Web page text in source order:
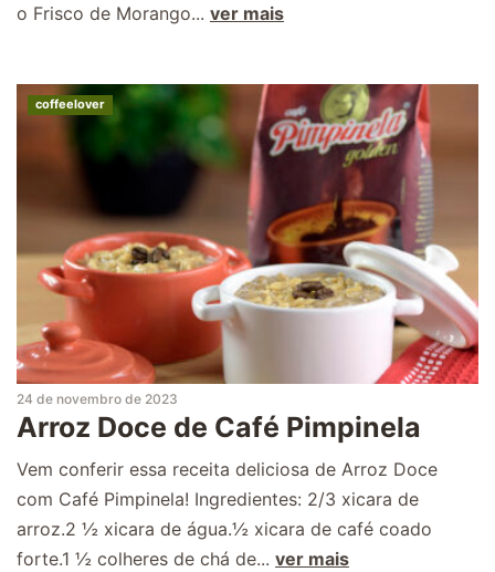
o Frisco de Morango... ver mais
coffeelover
24 de novembro de 2023
Arroz Doce de Café Pimpinela
Vem conferir essa receita deliciosa de Arroz Doce
com Café Pimpinela! Ingredientes: 2/3 xicara de
arroz.2 ½ xicara de água.½ xicara de café coado
forte.1 ½ colheres de chá de... ver mais